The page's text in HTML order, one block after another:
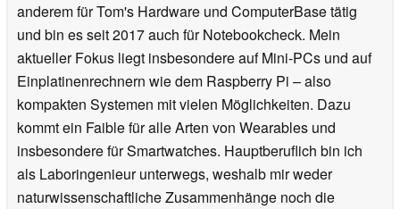
anderem für Tom's Hardware und ComputerBase tätig
und bin es seit 2017 auch für Notebookcheck. Mein
aktueller Fokus liegt insbesondere auf Mini-PCs und auf
Einplatinenrechnern wie dem Raspberry Pi – also
kompakten Systemen mit vielen Möglichkeiten. Dazu
kommt ein Faible für alle Arten von Wearables und
insbesondere für Smartwatches. Hauptberuflich bin ich
als Laboringenieur unterwegs, weshalb mir weder
naturwissenschaftliche Zusammenhänge noch die